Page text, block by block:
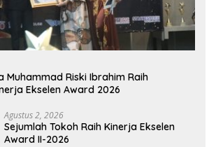
Muhammad Riski Ibrahim Raih
Ekselen Award 2026
Agustus 2, 2026
Sejumlah Tokoh Raih Kinerja Ekselen
Award II-2026